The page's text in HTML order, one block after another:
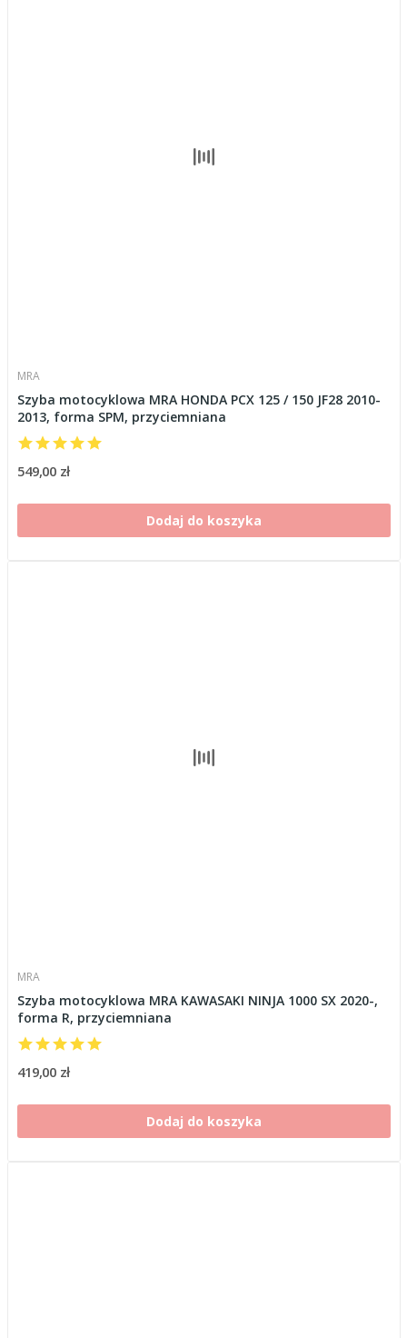
MRA
Szyba motocyklowa MRA HONDA PCX 125 / 150 JF28 2010-
2013, forma SPM, przyciemniana
549,00 zł
Dodaj do koszyka
MRA
Szyba motocyklowa MRA KAWASAKI NINJA 1000 SX 2020-,
forma R, przyciemniana
419,00 zł
Dodaj do koszyka